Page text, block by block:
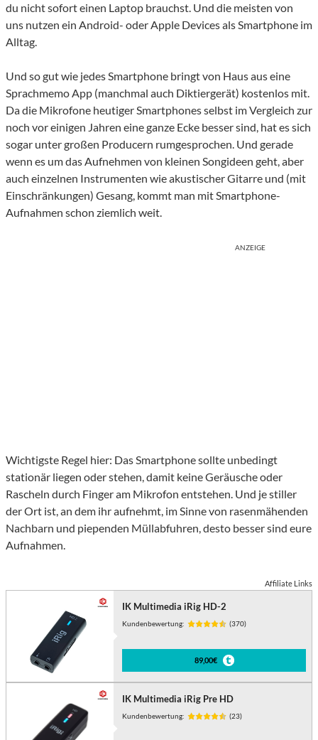
du nicht sofort einen Laptop brauchst. Und die meisten von
uns nutzen ein Android- oder Apple Devices als Smartphone im
Alltag.
Und so gut wie jedes Smartphone bringt von Haus aus eine
Sprachmemo App (manchmal auch Diktiergerät) kostenlos mit.
Da die Mikrofone heutiger Smartphones selbst im Vergleich zur
noch vor einigen Jahren eine ganze Ecke besser sind, hat es sich
sogar unter großen Producern rumgesprochen. Und gerade
wenn es um das Aufnehmen von kleinen Songideen geht, aber
auch einzelnen Instrumenten wie akustischer Gitarre und (mit
Einschränkungen) Gesang, kommt man mit Smartphone-
Aufnahmen schon ziemlich weit.
ANZEIGE
Wichtigste Regel hier: Das Smartphone sollte unbedingt
stationär liegen oder stehen, damit keine Geräusche oder
Rascheln durch Finger am Mikrofon entstehen. Und je stiller
der Ort ist, an dem ihr aufnehmt, im Sinne von rasenmähenden
Nachbarn und piependen Müllabfuhren, desto besser sind eure
Aufnahmen.
Affiliate Links
IK Multimedia iRig HD-2
Kundenbewertung: (370)
89,00€
IK Multimedia iRig Pre HD
Kundenbewertung: (23)